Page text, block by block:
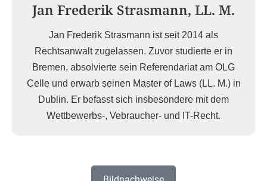
Jan Frederik Strasmann, LL. M.
Jan Frederik Strasmann ist seit 2014 als
Rechtsanwalt zugelassen. Zuvor studierte er in
Bremen, absolvierte sein Referendariat am OLG
Celle und erwarb seinen Master of Laws (LL. M.) in
Dublin. Er befasst sich insbesondere mit dem
Wettbewerbs-, Vebraucher- und IT-Recht.